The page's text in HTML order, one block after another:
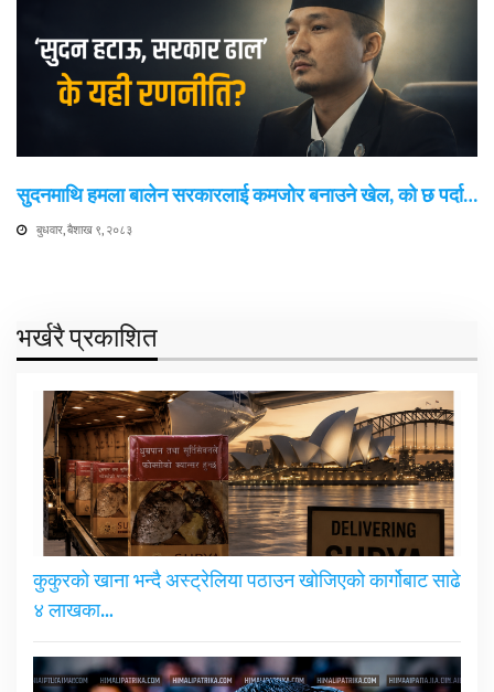
सुदनमाथि हमला बालेन सरकारलाई कमजोर बनाउने खेल, को छ पर्दा…
बुधवार, बैशाख ९, २०८३
भर्खरै प्रकाशित
कुकुरको खाना भन्दै अस्ट्रेलिया पठाउन खोजिएको कार्गोबाट साढे
४ लाखका…